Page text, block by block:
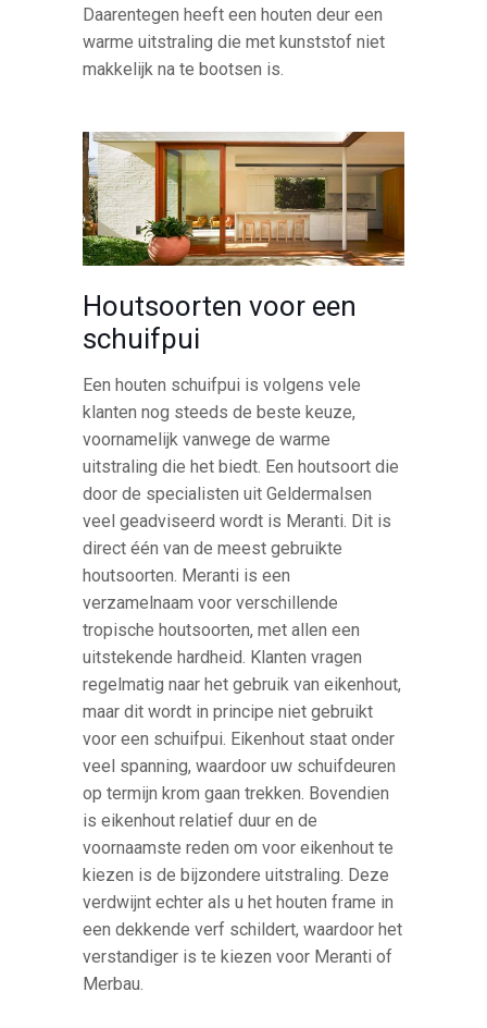
Daarentegen heeft een houten deur een
warme uitstraling die met kunststof niet
makkelijk na te bootsen is.
Houtsoorten voor een
schuifpui
Een houten schuifpui is volgens vele
klanten nog steeds de beste keuze,
voornamelijk vanwege de warme
uitstraling die het biedt. Een houtsoort die
door de specialisten uit Geldermalsen
veel geadviseerd wordt is Meranti. Dit is
direct één van de meest gebruikte
houtsoorten. Meranti is een
verzamelnaam voor verschillende
tropische houtsoorten, met allen een
uitstekende hardheid. Klanten vragen
regelmatig naar het gebruik van eikenhout,
maar dit wordt in principe niet gebruikt
voor een schuifpui. Eikenhout staat onder
veel spanning, waardoor uw schuifdeuren
op termijn krom gaan trekken. Bovendien
is eikenhout relatief duur en de
voornaamste reden om voor eikenhout te
kiezen is de bijzondere uitstraling. Deze
verdwijnt echter als u het houten frame in
een dekkende verf schildert, waardoor het
verstandiger is te kiezen voor Meranti of
Merbau.